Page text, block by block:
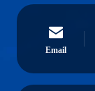
Email